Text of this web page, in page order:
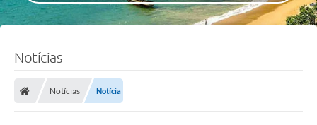
Notícias
Notícias Notícia